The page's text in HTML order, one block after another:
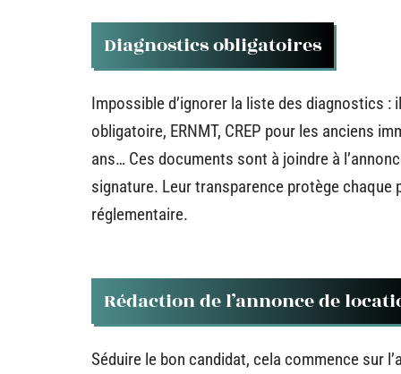
Diagnostics obligatoires
Impossible d’ignorer la liste des diagnostics
obligatoire, ERNMT, CREP pour les anciens
ans… Ces documents sont à joindre à
signature. Leur transparence protège chaque
réglementaire.
Rédaction de l’annonce de
Séduire le bon candidat, cela commence sur